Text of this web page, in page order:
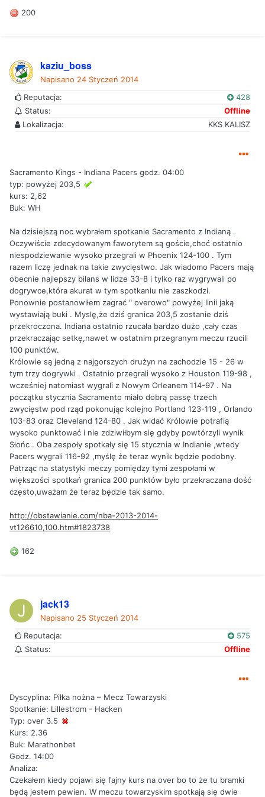
200
kaziu_boss
Napisano 24 Styczeń 2014
Reputacja:
428
Status:
Offline
Lokalizacja:
KKS KALISZ
Sacramento Kings - Indiana Pacers godz. 04:00
typ: powyżej 203,5
kurs: 2,62
Buk: WH
Na dzisiejszą noc wybrałem spotkanie Sacramento z Indianą .
Oczywiście zdecydowanym faworytem są goście,choć ostatnio
niespodziewanie wysoko przegrali w Phoenix 124-100 . Tym
razem liczę jednak na takie zwycięstwo. Jak wiadomo Pacers mają
obecnie najlepszy bilans w lidze 33-8 i tylko raz wygrywali po
dogrywce,która akurat w tym spotkaniu nie zaszkodzi.
Ponownie postanowiłem zagrać " overowo" powyżej linii jaką
wystawiają buki . Myslę,że dziś granica 203,5 zostanie dziś
przekroczona. Indiana ostatnio rzucała bardzo dużo ,cały czas
przekraczając setkę,nawet w ostatnim przegranym meczu rzucili
100 punktów.
Królowie są jedną z najgorszych drużyn na zachodzie 15 - 26 w
tym trzy dogrywki . Ostatnio przegrali wysoko z Houston 119-98 ,
wcześniej natomiast wygrali z Nowym Orleanem 114-97 . Na
początku stycznia Sacramento miało dobrą passę trzech
zwycięstw pod rząd pokonując kolejno Portland 123-119 , Orlando
103-83 oraz Cleveland 124-80 . Jak widać Królowie potrafią
wysoko punktować i nie zdziwiłbym się gdyby powtórzyli wynik
Słońc . Oba zespoły spotkały się 15 stycznia w Indianie ,wtedy
Pacers wygrali 116-92 ,myślę że teraz wynik będzie podobny.
Patrząc na statystyki meczy pomiędzy tymi zespołami w
większości spotkań granica 200 punktów było przekraczana dość
często,uważam że teraz będzie tak samo.
http://obstawianie.com/nba-2013-2014-
vt126610,100.htm#1823738
162
jack13
Napisano 25 Styczeń 2014
Reputacja:
575
Status:
Offline
Dyscyplina: Piłka nożna – Mecz Towarzyski
Spotkanie: Lillestrom - Hacken
Typ: over 3.5
Kurs: 2.36
Buk: Marathonbet
Godz. 14:00
Analiza:
Czekałem kiedy pojawi się fajny kurs na over bo to że tu bramki
będą jestem pewien. W meczu towarzyskim spotkają się dwie